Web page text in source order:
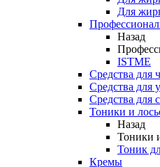
Для
Назад
ISTME
Средства для
Средства для
Средства для
Тоники и
Назад
Тоники
Тоник
Кремы